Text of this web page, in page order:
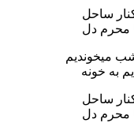
ساحل
محرم دل
شب میخوندیم
به خونه
ساحل
محرم دل